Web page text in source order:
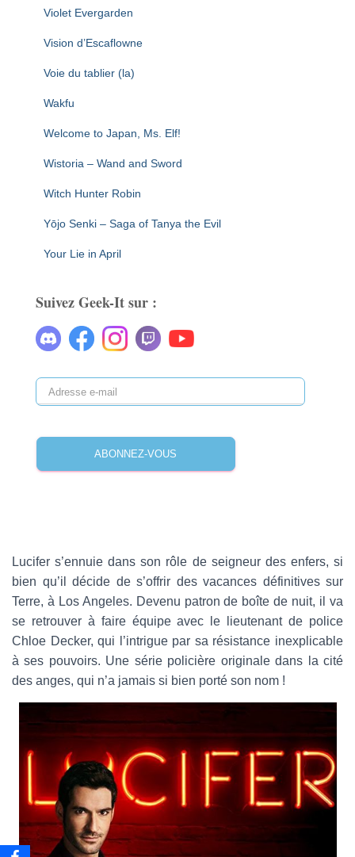
Violet Evergarden
Vision d’Escaflowne
Voie du tablier (la)
Wakfu
Welcome to Japan, Ms. Elf!
Wistoria – Wand and Sword
Witch Hunter Robin
Yōjo Senki – Saga of Tanya the Evil
Your Lie in April
Suivez Geek-It sur :
A
d
e
s
a
i
ABONNEZ-VOUS
Lucifer s’ennuie dans son rôle de seigneur des enfers, si
bien qu’il décide de s’offrir des vacances définitives sur
Terre, à Los Angeles. Devenu patron de boîte de nuit, il va
se retrouver à faire équipe avec le lieutenant de police
Chloe Decker, qui l’intrigue par sa résistance inexplicable
à ses pouvoirs. Une série policière originale dans la cité
des anges, qui n’a jamais si bien porté son nom !